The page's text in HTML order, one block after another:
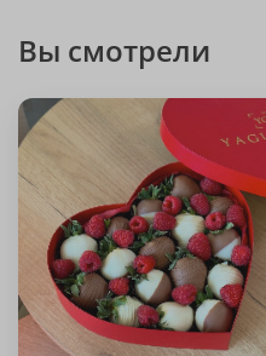
Вы смотрели